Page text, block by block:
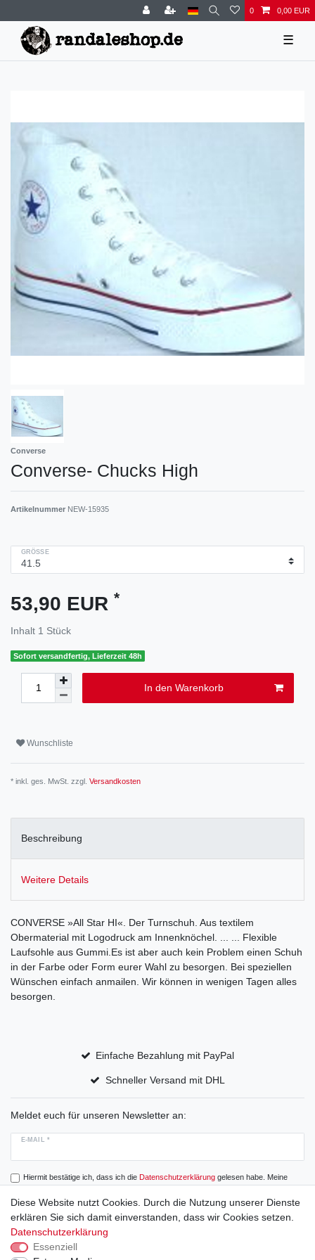
0 0,00 EUR
☰
Converse
Converse- Chucks High
Artikelnummer NEW-15935
GRÖSSE
53,90 EUR *
Inhalt 1 Stück
Sofort versandfertig, Lieferzeit 48h
In den Warenkorb
Wunschliste
* inkl. ges. MwSt. zzgl. Versandkosten
Beschreibung
Weitere Details
CONVERSE »All Star HI«. Der Turnschuh. Aus textilem
Obermaterial mit Logodruck am Innenknöchel. ... ... Flexible
Laufsohle aus Gummi.Es ist aber auch kein Problem einen Schuh
in der Farbe oder Form eurer Wahl zu besorgen. Bei speziellen
Wünschen einfach anmailen. Wir können in wenigen Tagen alles
besorgen.
Einfache Bezahlung mit PayPal
Schneller Versand mit DHL
Meldet euch für unseren Newsletter an:
E-MAIL *
Hiermit bestätige ich, dass ich die Daten­schutz­erklärunggelesen habe. Meine
Einwilligung kann ich jederzeit widerrufen.
Abonnieren
Diese Website nutzt Cookies. Durch die Nutzung unserer Dienste
erklären Sie sich damit einverstanden, dass wir Cookies setzen.
Datenschutzerklärung
Essenziell